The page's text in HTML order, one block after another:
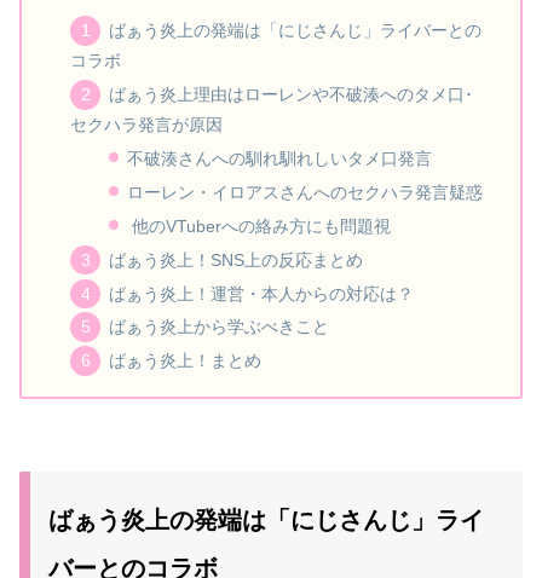
ばぁう炎上の発端は「にじさんじ」ライバーとの
コラボ
ばぁう炎上理由はローレンや不破湊へのタメ口･
セクハラ発言が原因
不破湊さんへの馴れ馴れしいタメ口発言
ローレン・イロアスさんへのセクハラ発言疑惑
他のVTuberへの絡み方にも問題視
ばぁう炎上！SNS上の反応まとめ
ばぁう炎上！運営・本人からの対応は？
ばぁう炎上から学ぶべきこと
ばぁう炎上！まとめ
ばぁう炎上の発端は「にじさんじ」ライ
バーとのコラボ